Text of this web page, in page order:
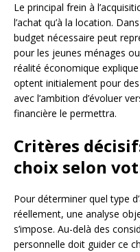
Le principal frein à
l’achat qu’à la location.
budget nécessaire peut
pour les jeunes ménages
réalité économique
optent initialement pour
avec l’ambition d’évoluer
financière le permettra.
Critères
choix selon
Pour déterminer quel type
réellement, une analyse
s’impose. Au-delà des
personnelle doit guider ce